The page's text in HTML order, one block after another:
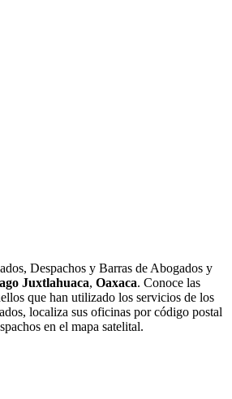
Despachos y Barras de Abogados y
Juxtlahuaca, Oaxaca. Conoce las
que han utilizado los servicios de los
localiza sus oficinas por código postal
en el mapa satelital.